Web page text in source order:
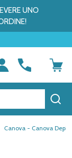
UNO
Canova - Canova Depi